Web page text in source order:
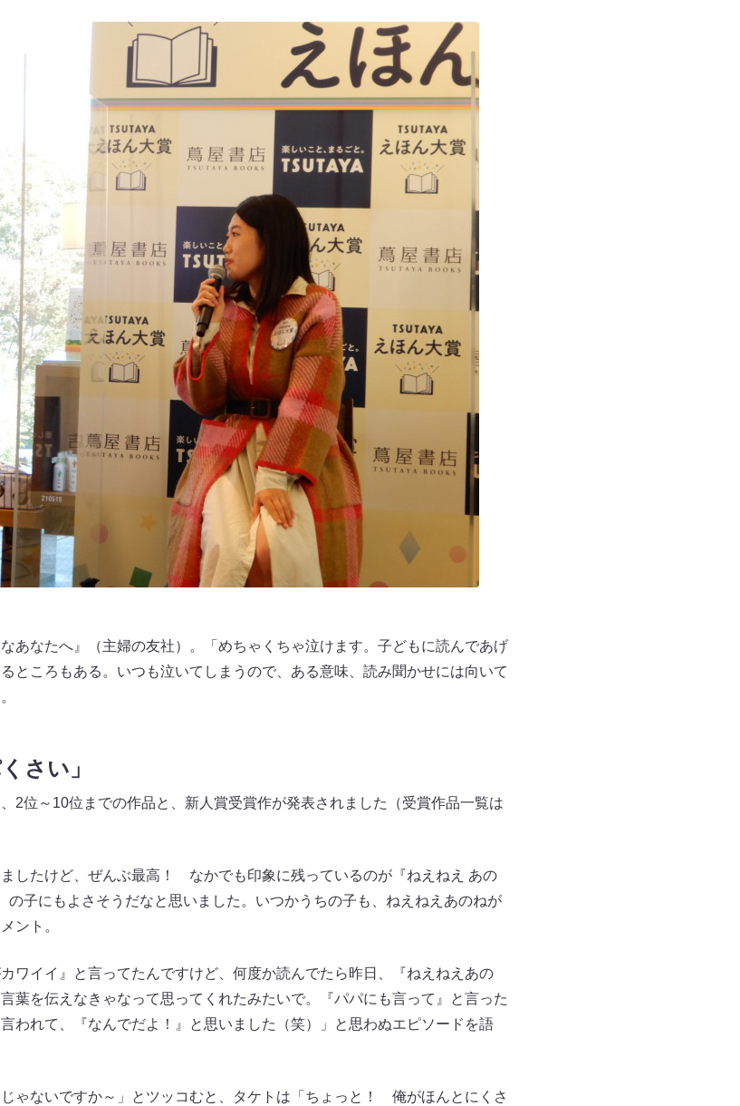
あなたへ』（主婦の友社）。「めちゃくちゃ泣けます。子どもに読んであげ
ところもある。いつも泣いてしまうので、ある意味、読み聞かせには向いて
さい」
2位～10位までの作品と、新人賞受賞作が発表されました（受賞作品一覧は
したけど、ぜんぶ最高！ なかでも印象に残っているのが『ねえねえ あの
の子にもよさそうだなと思いました。いつかうちの子も、ねえねえあのねが
ント。
ワイイ』と言ってたんですけど、何度か読んでたら昨日、『ねえねえあの
葉を伝えなきゃなって思ってくれたみたいで。『パパにも言って』と言った
われて、『なんでだよ！』と思いました（笑）」と思わぬエピソードを語
ゃないですか～」とツッコむと、タケトは「ちょっと！ 俺がほんとにくさ